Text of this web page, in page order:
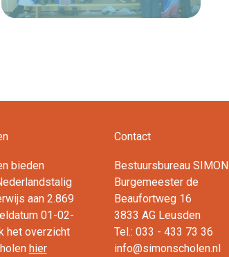
bieden
aan 2.869
01-02-
het overzicht
hier
Contact
Bestuursbureau SIMON
Burgemeester de
Beaufortweg 16
3833 AG Leusden
Tel.: 033 - 433 73 36
info@simonscholen.nl